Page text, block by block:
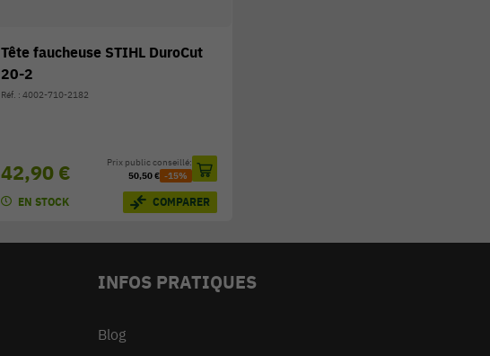
Tête faucheuse STIHL DuroCut
20-2
Réf. : 4002-710-2182
42,90 €
Prix public conseillé:
50,50 € -15%
EN STOCK COMPARER
INFOS PRATIQUES
Blog